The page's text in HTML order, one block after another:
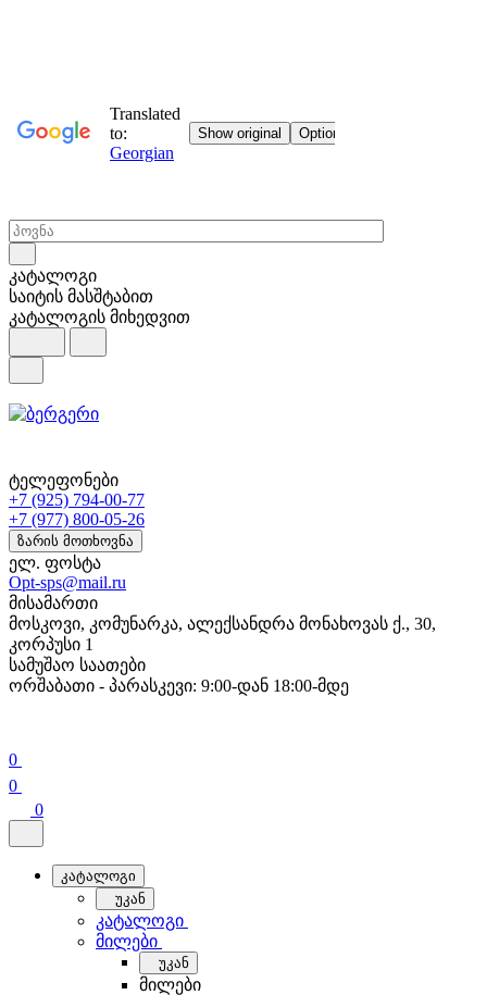
კატალოგი
საიტის მასშტაბით
კატალოგის მიხედვით
ტელეფონები
+7 (925) 794-00-77
+7 (977) 800-05-26
ზარის მოთხოვნა
ელ. ფოსტა
Opt-sps@mail.ru
მისამართი
მოსკოვი, კომუნარკა, ალექსანდრა მონახოვას ქ., 30,
კორპუსი 1
სამუშაო საათები
ორშაბათი - პარასკევი: 9:00-დან 18:00-მდე
0
0
0
კატალოგი
უკან
კატალოგი
მილები
უკან
მილები